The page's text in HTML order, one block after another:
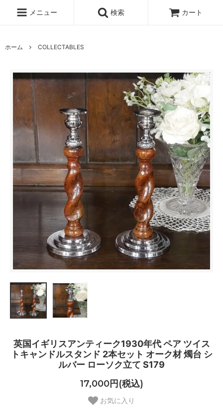
メニュー 検索 カート
ホーム COLLECTABLES
英国イギリスアンティーク1930年代 ペア ツイス
トキャンドルスタンド 2本セット オーク材 燭台 シ
ルバー ローソク立て S179
17,000円(税込)
お気に入り